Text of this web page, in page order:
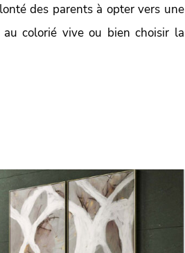
des parents à opter vers une
au colorié vive ou bien choisir la